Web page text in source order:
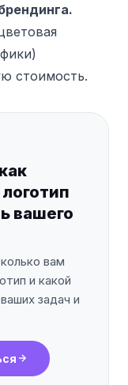
стоимость.
вашего
вам
и какой
задач и